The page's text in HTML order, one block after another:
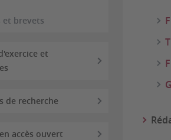
et brevets
et
de recherche
accès ouvert